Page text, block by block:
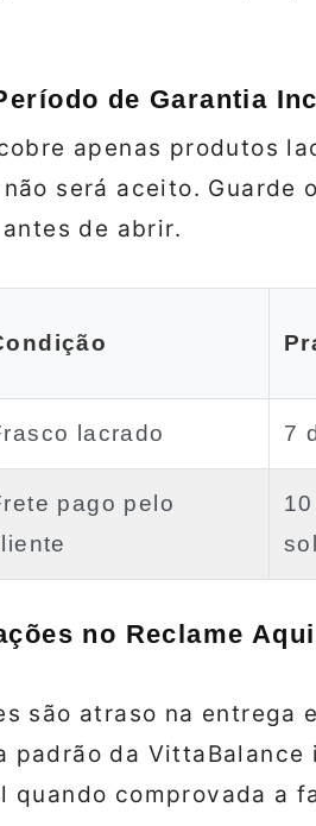
de Garantia
apenas produtos
será aceito. Guarde
de abrir.
lacrado 7
pago pelo
no Reclame
são atraso na entrega
padrão da
quando comprovada a